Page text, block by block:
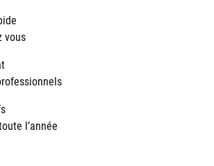
vous
l’année